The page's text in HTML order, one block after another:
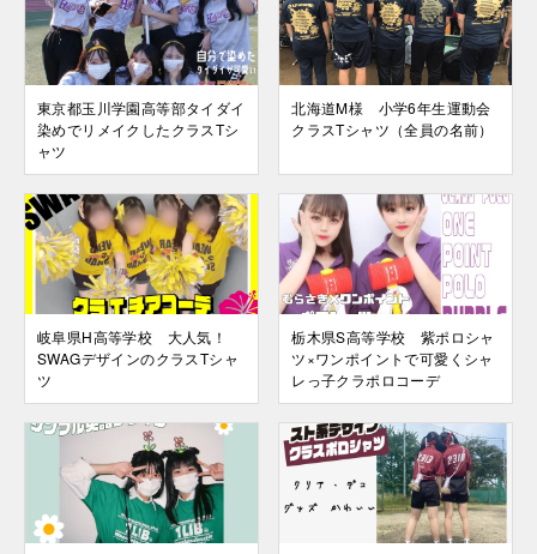
東京都玉川学園高等部タイダイ
染めでリメイクしたクラスTシ
ャツ
北海道M様 小学6年生運動会
クラスTシャツ（全員の名前）
岐阜県H高等学校 大人気！
SWAGデザインのクラスTシャ
ツ
栃木県S高等学校 紫ポロシャ
ツ×ワンポイントで可愛くシャ
レっ子クラポロコーデ